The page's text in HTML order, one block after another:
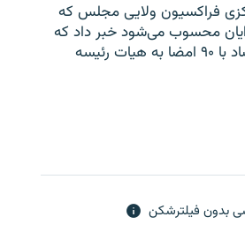
فراکسیون ولایی مجلس که
محسوب می‌شود خبر داد که
طرح استیضاح وزیر اقتصاد با ۹۰ امضا به هیات رئیسه
بدون فیلترشکن